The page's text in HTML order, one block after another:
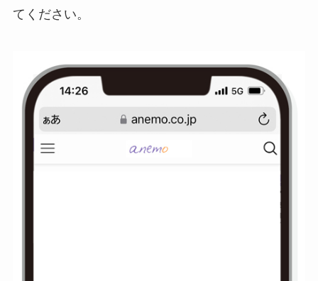
てください。